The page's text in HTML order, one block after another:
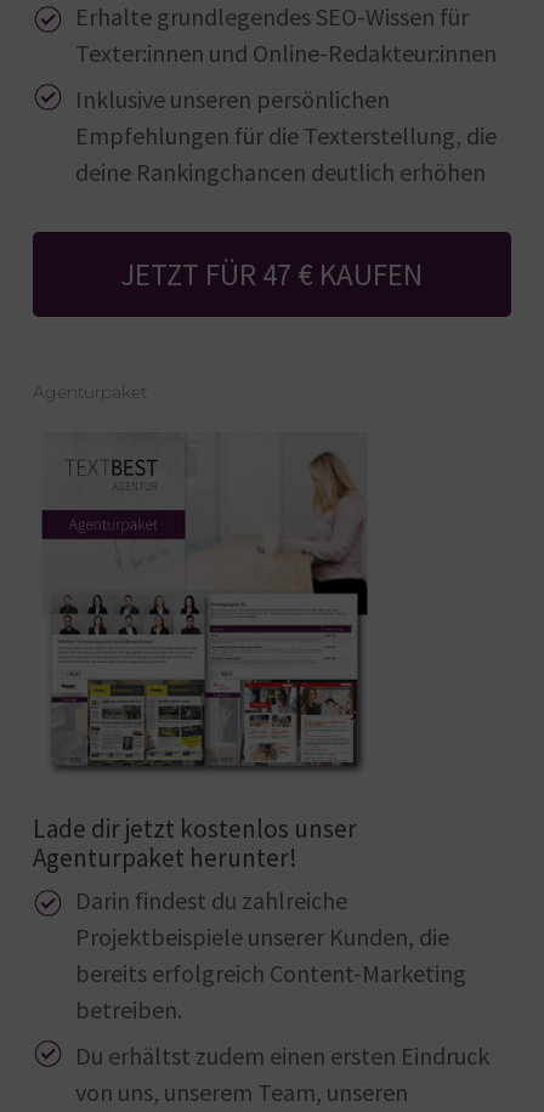
Erhalte grundlegendes SEO-Wissen für
Texter:innen und Online-Redakteur:innen
Inklusive unseren persönlichen
Empfehlungen für die Texterstellung, die
deine Rankingchancen deutlich erhöhen
JETZT FÜR 47 € KAUFEN
Agenturpaket
Lade dir jetzt kostenlos unser
Agenturpaket herunter!
Darin findest du zahlreiche
Projektbeispiele unserer Kunden, die
bereits erfolgreich Content-Marketing
betreiben.
Du erhältst zudem einen ersten Eindruck
von uns, unserem Team, unseren